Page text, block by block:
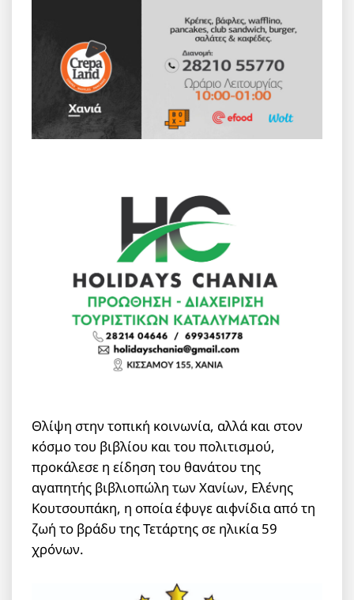
Θλίψη στην τοπική κοινωνία, αλλά και στον
κόσμο του βιβλίου και του πολιτισμού,
προκάλεσε η είδηση του θανάτου της
αγαπητής βιβλιοπώλη των Χανίων, Ελένης
Κουτσουπάκη, η οποία έφυγε αιφνίδια από τη
ζωή το βράδυ της Τετάρτης σε ηλικία 59
χρόνων.